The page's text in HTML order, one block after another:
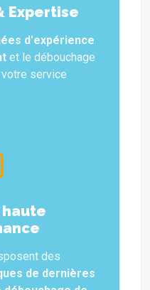
Expertise
d'expérience
et le débouchage
service
des
de dernières